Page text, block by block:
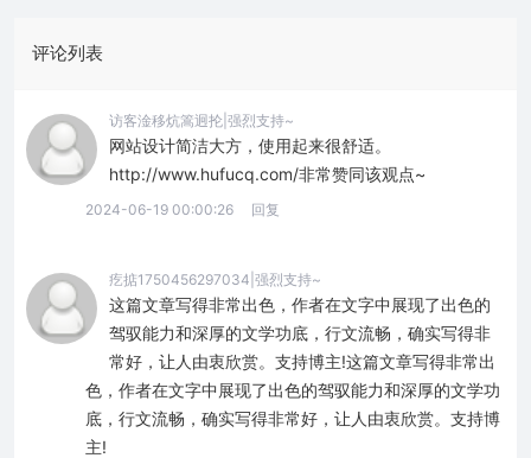
评论列表
访客淦移炕篙迥抡|强烈支持~
网站设计简洁大方，使用起来很舒适。
http://www.hufucq.com/非常赞同该观点~
2024-06-19 00:00:26 回复
疙掂1750456297034|强烈支持~
这篇文章写得非常出色，作者在文字中展现了出色的
驾驭能力和深厚的文学功底，行文流畅，确实写得非
常好，让人由衷欣赏。支持博主!这篇文章写得非常出
色，作者在文字中展现了出色的驾驭能力和深厚的文学功
底，行文流畅，确实写得非常好，让人由衷欣赏。支持博
主!